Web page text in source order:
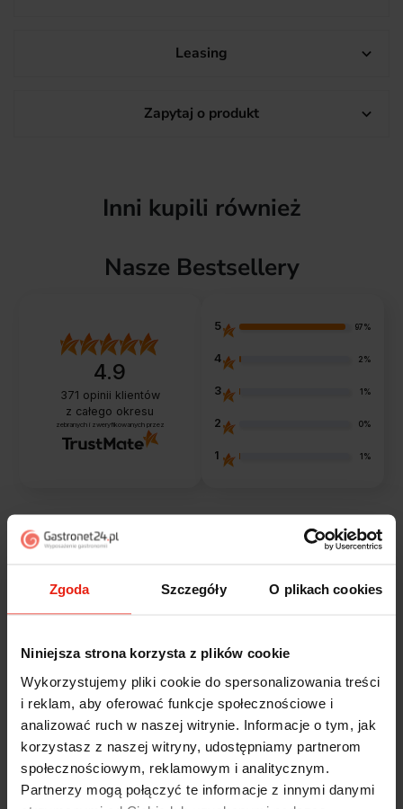
Zgoda Szczegóły O plikach cookies
Niniejsza strona korzysta z plików cookie
Wykorzystujemy pliki cookie do spersonalizowania treści
i reklam, aby oferować funkcje społecznościowe i
analizować ruch w naszej witrynie. Informacje o tym, jak
korzystasz z naszej witryny, udostępniamy partnerom
społecznościowym, reklamowym i analitycznym.
Partnerzy mogą połączyć te informacje z innymi danymi
Leasing 
Zapytaj o produkt 
Inni kupili również
Nasze Bestsellery
4.9
371 opinii klientów
z całego okresu
zebranych i zweryfikowanych przez
5 97%
4 2%
3 1%
2 0%
1 1%
filtry
Jak zbieramy opinie?
5
Jestem zaskoczona, że ta paczka dotarła do mnie tak
szybko. Paczka dotarła cała i zdrowa. Szybko,
sprawnie, bez problemów. Bardzo pomocna obsługa
klienta.
dzisiaj